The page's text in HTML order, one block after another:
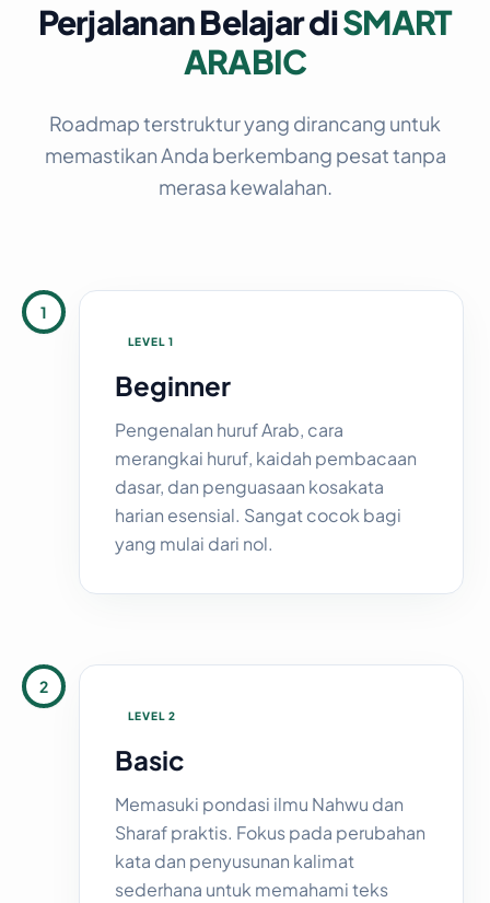
Perjalanan Belajar diSMART
ARABIC
Roadmap terstruktur yang dirancang untuk
memastikan Anda berkembang pesat tanpa
merasa kewalahan.
LEVEL 1
Beginner
Pengenalan huruf Arab, cara
merangkai huruf, kaidah pembacaan
dasar, dan penguasaan kosakata
harian esensial. Sangat cocok bagi
yang mulai dari nol.
1
LEVEL 2
Basic
Memasuki pondasi ilmu Nahwu dan
Sharaf praktis. Fokus pada perubahan
kata dan penyusunan kalimat
sederhana untuk memahami teks
2